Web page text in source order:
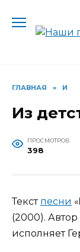
содержанию
ГЛАВНАЯ » И
Из
ПРОСМОТРОВ
398
Текст песни «
(2000).
исполняет